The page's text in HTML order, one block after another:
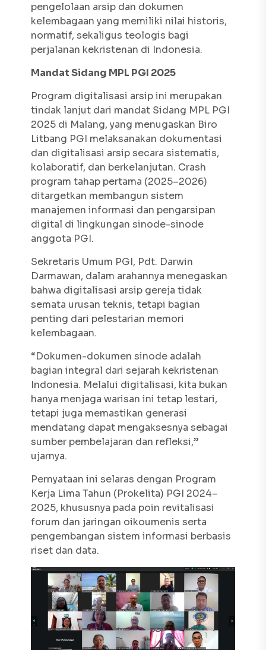
pengelolaan arsip dan dokumen
kelembagaan yang memiliki nilai historis,
normatif, sekaligus teologis bagi
perjalanan kekristenan di Indonesia.
Mandat Sidang MPL PGI 2025
Program digitalisasi arsip ini merupakan
tindak lanjut dari mandat Sidang MPL PGI
2025 di Malang, yang menugaskan Biro
Litbang PGI melaksanakan dokumentasi
dan digitalisasi arsip secara sistematis,
kolaboratif, dan berkelanjutan. Crash
program tahap pertama (2025–2026)
ditargetkan membangun sistem
manajemen informasi dan pengarsipan
digital di lingkungan sinode-sinode
anggota PGI.
Sekretaris Umum PGI, Pdt. Darwin
Darmawan, dalam arahannya menegaskan
bahwa digitalisasi arsip gereja tidak
semata urusan teknis, tetapi bagian
penting dari pelestarian memori
kelembagaan.
“Dokumen-dokumen sinode adalah
bagian integral dari sejarah kekristenan
Indonesia. Melalui digitalisasi, kita bukan
hanya menjaga warisan ini tetap lestari,
tetapi juga memastikan generasi
mendatang dapat mengaksesnya sebagai
sumber pembelajaran dan refleksi,”
ujarnya.
Pernyataan ini selaras dengan Program
Kerja Lima Tahun (Prokelita) PGI 2024–
2025, khususnya pada poin revitalisasi
forum dan jaringan oikoumenis serta
pengembangan sistem informasi berbasis
riset dan data.